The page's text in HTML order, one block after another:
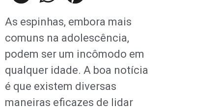
As espinhas, embora mais
comuns na adolescência,
podem ser um incômodo em
qualquer idade. A boa notícia
é que existem diversas
maneiras eficazes de lidar